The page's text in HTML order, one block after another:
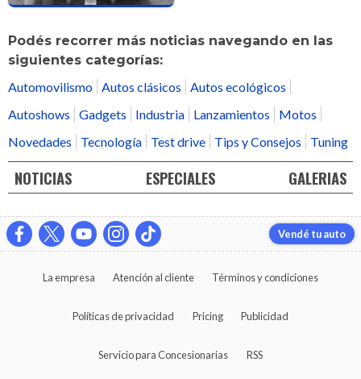
Podés recorrer más noticias navegando en las
siguientes categorías:
Automovilismo Autos clásicos
Autos ecológicos
Autoshows
Gadgets Industria Lanzamientos
Motos
Novedades
Tecnología Test drive Tips y Consejos Tuning
NOTICIAS ESPECIALES GALERIAS
Vendé tu auto
La empresa Atención al cliente Términos y condiciones
Políticas de privacidad Pricing Publicidad
Servicio para Concesionarias RSS